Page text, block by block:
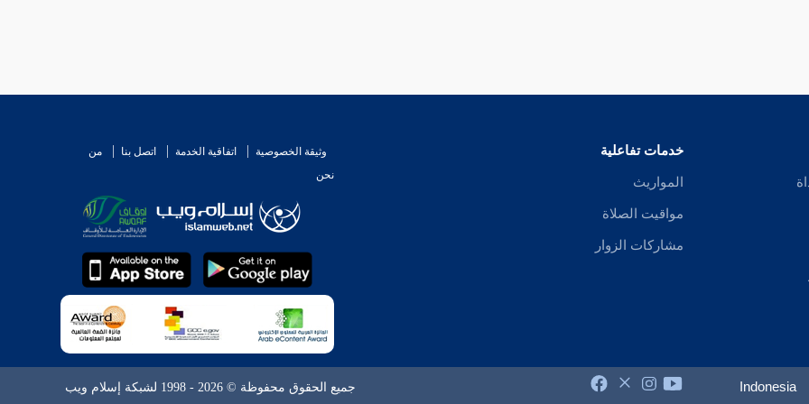
خدمات تفاعلية
المواريث
مواقيت الصلاة
مشاركات الزوار
وثيقة الخصوصية اتفاقية الخدمة اتصل بنا
من
نحن
Indonesia جميع الحقوق محفوظة © 2026 - 1998 لشبكة إسلام ويب